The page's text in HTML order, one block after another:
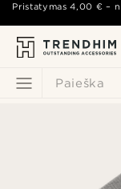
Paieška
Pristatymas4,00 € –